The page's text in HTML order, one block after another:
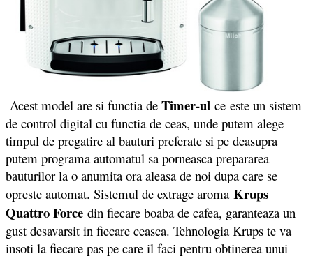
Acest model are si functia de Timer-ul ce este un sistem
de control digital cu functia de ceas, unde putem alege
timpul de pregatire al bauturi preferate si pe deasupra
putem programa automatul sa porneasca prepararea
bauturilor la o anumita ora aleasa de noi dupa care se
opreste automat. Sistemul de extrage aroma Krups
Quattro Force din fiecare boaba de cafea, garanteaza un
gust desavarsit in fiecare ceasca. Tehnologia Krups te va
insoti la fiecare pas pe care il faci pentru obtinerea unui